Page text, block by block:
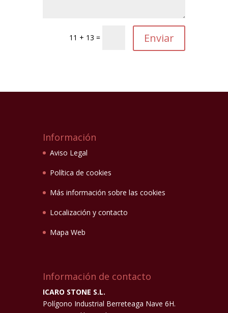
11 + 13 =
Información
Aviso Legal
Política de cookies
Más información sobre las cookies
Localización y contacto
Mapa Web
Información de contacto
ICARO STONE S.L.
Polígono Industrial Berreteaga Nave 6H.